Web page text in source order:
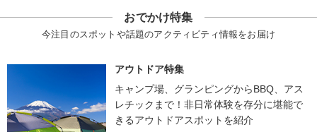
おでかけ特集
今注目のスポットや話題のアクティビティ情報をお届け
アウトドア特集
キャンプ場、グランピングからBBQ、アス
レチックまで！非日常体験を存分に堪能で
きるアウトドアスポットを紹介